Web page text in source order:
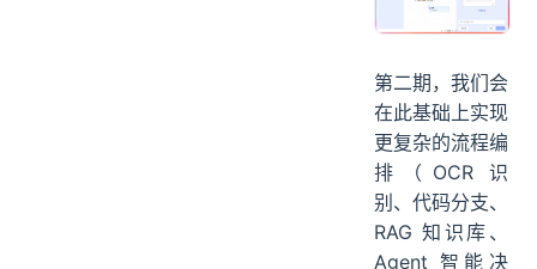
第二期，我们会
在此基础上实现
更复杂的流程编
排（OCR 识
别、代码分支、
RAG 知识库、
Agent 智能决